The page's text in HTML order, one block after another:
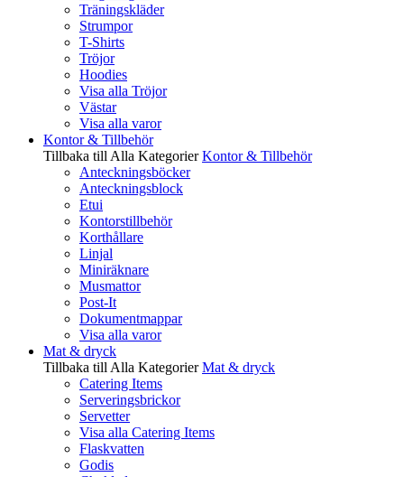
Träningskläder
Strumpor
T-Shirts
Tröjor
Hoodies
Visa alla Tröjor
Västar
Visa alla varor
Kontor & Tillbehör
Tillbaka till Alla Kategorier Kontor & Tillbehör
Anteckningsböcker
Anteckningsblock
Etui
Kontorstillbehör
Korthållare
Linjal
Miniräknare
Musmattor
Post-It
Dokumentmappar
Visa alla varor
Mat & dryck
Tillbaka till Alla Kategorier Mat & dryck
Catering Items
Serveringsbrickor
Servetter
Visa alla Catering Items
Flaskvatten
Godis